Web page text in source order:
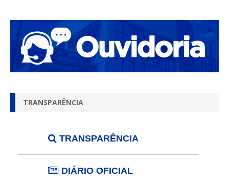
TRANSPARÊNCIA
TRANSPARÊNCIA
DIÁRIO OFICIAL